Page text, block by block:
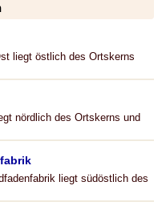
liegt östlich des Ortskerns
nördlich des Ortskerns und
liegt südöstlich des